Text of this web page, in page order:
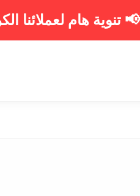
📢 تنوية هام لعملائنا